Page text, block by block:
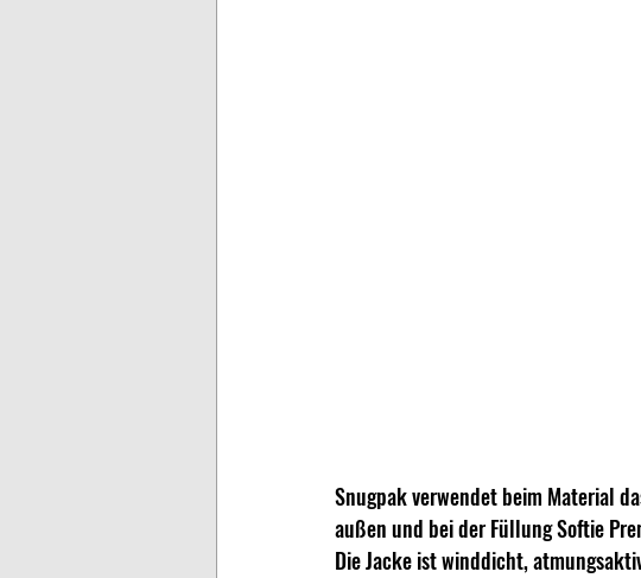
Snugpak verwendet beim Material
außen und bei der Füllung Softie
Die Jacke ist winddicht,